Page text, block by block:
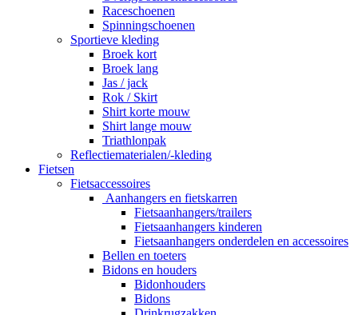
Raceschoenen
Spinningschoenen
Sportieve kleding
Broek kort
Broek lang
Jas / jack
Rok / Skirt
Shirt korte mouw
Shirt lange mouw
Triathlonpak
Reflectiematerialen/-kleding
Fietsen
Fietsaccessoires
Aanhangers en fietskarren
Fietsaanhangers/trailers
Fietsaanhangers kinderen
Fietsaanhangers onderdelen en accessoires
Bellen en toeters
Bidons en houders
Bidonhouders
Bidons